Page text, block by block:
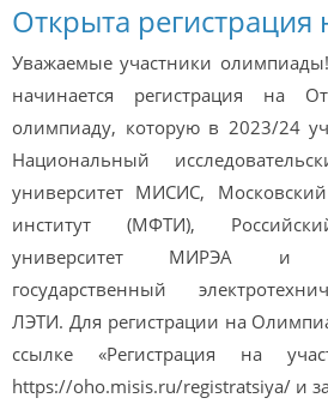
Открыта
Уважаемые участники
начинается регистрация на
олимпиаду, которую в 2023/24
Национальный
университет МИСИС,
институт (МФТИ),
университет МИРЭА и
государственный
ЛЭТИ. Для регистрации на
ссылке «Регистрация на
https://oho.misis.ru/registratsiya/ и